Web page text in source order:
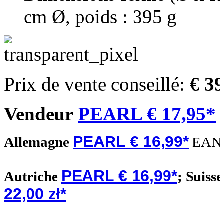
cm Ø, poids : 395 g
Prix de vente conseillé: €
Vendeur PEARL € 17,95*
Allemagne PEARL € 16,99*
Autriche PEARL € 16,99*;
22,00 zł*